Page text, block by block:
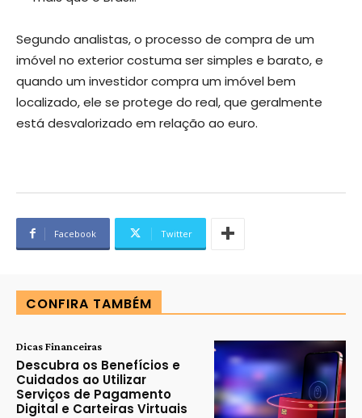
Segundo analistas, o processo de compra de um
imóvel no exterior costuma ser simples e barato, e
quando um investidor compra um imóvel bem
localizado, ele se protege do real, que geralmente
está desvalorizado em relação ao euro.
Facebook Twitter
CONFIRA TAMBÉM
Dicas Financeiras
Descubra os Benefícios e
Cuidados ao Utilizar
Serviços de Pagamento
Digital e Carteiras Virtuais